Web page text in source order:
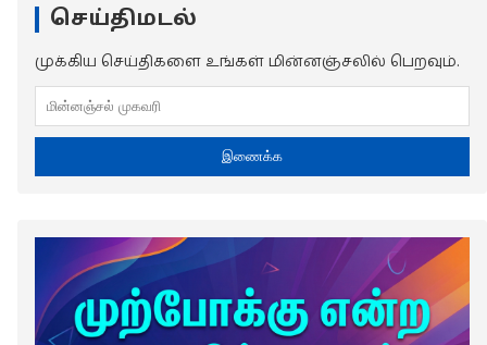
செய்திமடல்
முக்கிய செய்திகளை உங்கள் மின்னஞ்சலில் பெறவும்.
இணைக்க